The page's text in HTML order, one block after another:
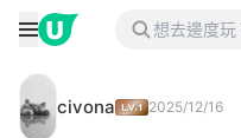
civona 2025/12/16